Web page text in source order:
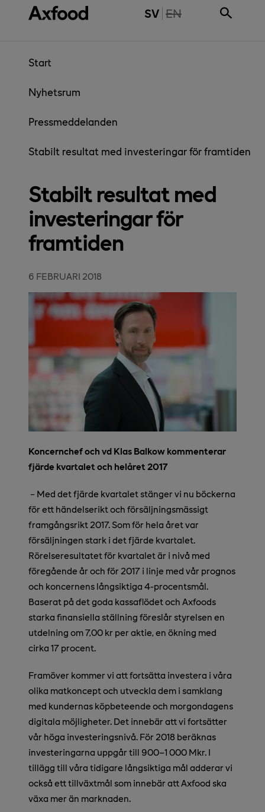
Gå direkt till innehåll SV THE PAGE IS NOT
EN
Start
Nyhetsrum
Pressmeddelanden
Stabilt resultat med investeringar för framtiden
Stabilt resultat med
investeringar för
framtiden
6 FEBRUARI 2018
Koncernchef och vd Klas Balkow kommenterar
fjärde kvartalet och helåret 2017
− Med det fjärde kvartalet stänger vi nu böckerna
för ett händelserikt och försäljningsmässigt
framgångsrikt 2017. Som för hela året var
försäljningen stark i det fjärde kvartalet.
Rörelseresultatet för kvartalet är i nivå med
föregående år och för 2017 i linje med vår prognos
och koncernens långsiktiga 4-procentsmål.
Baserat på det goda kassaflödet och Axfoods
starka finansiella ställning föreslår styrelsen en
utdelning om 7,00 kr per aktie, en ökning med
cirka 17 procent.
Framöver kommer vi att fortsätta investera i våra
olika matkoncept och utveckla dem i samklang
med kundernas köpbeteende och morgondagens
digitala möjligheter. Det innebär att vi fortsätter
vår höga investeringsnivå. För 2018 beräknas
investeringarna uppgår till 900–1 000 Mkr. I
tillägg till våra tidigare långsiktiga mål adderar vi
också ett tillväxtmål som innebär att Axfood ska
växa mer än marknaden.